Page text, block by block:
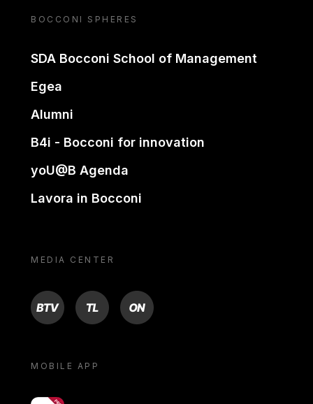
BOCCONI SPHERES
SDA Bocconi School of Management
Egea
Alumni
B4i - Bocconi for innovation
yoU@B Agenda
Lavora in Bocconi
MEDIA CENTER
BTV TL ON
MOBILE APP